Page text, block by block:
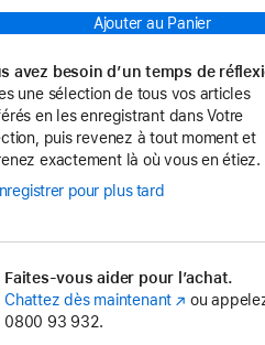
Ajouter au Panier
avez besoin d’un temps de
une sélection de tous vos articles
en les enregistrant dans Votre
puis revenez à tout moment et
exactement là où vous en étiez.
pour plus tard
Faites-vous aider pour l’achat.
Chattez dès maintenant (s’ouvre
ou
0800 93 932.